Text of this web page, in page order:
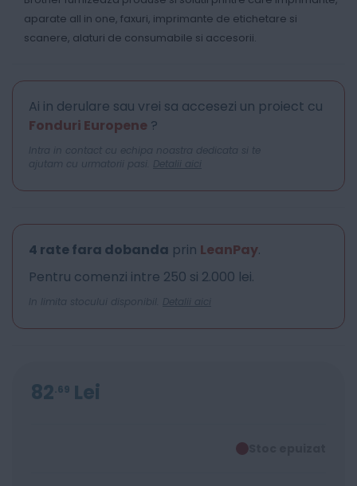
aparate all in one, faxuri, imprimante de etichetare si
scanere, alaturi de consumabile si accesorii.
Ai in derulare sau vrei sa accesezi un proiect cu
Fonduri Europene ?
Intra in contact cu echipa noastra dedicata si te
ajutam cu urmatorii pasi. Detalii aici
4 rate fara dobanda prin LeanPay.
Pentru comenzi intre 250 si 2.000 lei.
In limita stocului disponibil. Detalii aici
82 69 Lei